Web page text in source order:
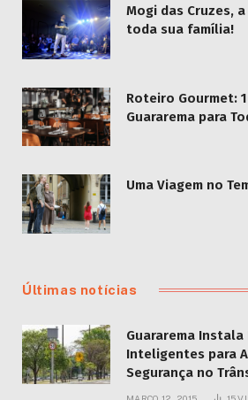
em julho e ajudam
cidade que acaba de
turística.